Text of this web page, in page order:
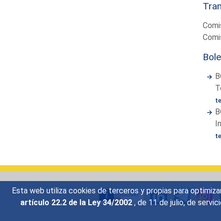
Esta web utiliza cookies de terceros y propias para
artículo 22.2 de la Ley 34/2002 , de 11 de julio, de